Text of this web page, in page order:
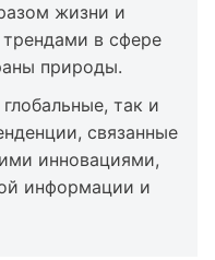
жизни и
в сфере
природы.
так и
связанные
инновациями,
информации и